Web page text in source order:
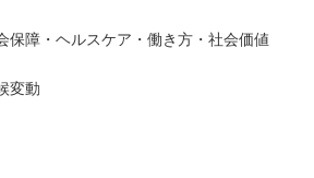
保障・ヘルスケア・働き方・社会価値
変動